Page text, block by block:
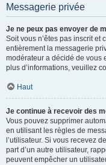
Messagerie privée
Je ne peux pas envoyer de
Soit vous n’êtes pas inscrit et
entièrement la messagerie
modérateur a décidé de vous
plus d’informations, veuillez
Haut
Je continue à recevoir des
Vous pouvez supprimer
en utilisant les règles de
l’utilisateur. Si vous recevez
part d’un autre utilisateur,
peuvent empêcher un